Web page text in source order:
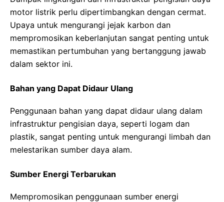
motor listrik perlu dipertimbangkan dengan cermat.
Upaya untuk mengurangi jejak karbon dan
mempromosikan keberlanjutan sangat penting untuk
memastikan pertumbuhan yang bertanggung jawab
dalam sektor ini.
Bahan yang Dapat Didaur Ulang
Penggunaan bahan yang dapat didaur ulang dalam
infrastruktur pengisian daya, seperti logam dan
plastik, sangat penting untuk mengurangi limbah dan
melestarikan sumber daya alam.
Sumber Energi Terbarukan
Mempromosikan penggunaan sumber energi